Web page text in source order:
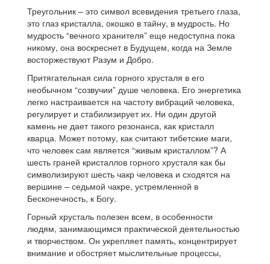
Треугольник – это символ всевидения третьего глаза,
это глаз кристалла, окошко в тайну, в мудрость. Но
мудрость “вечного хранителя” еще недоступна пока
никому, она воскреснет в Будущем, когда на Земле
восторжествуют Разум и Добро.
Притягательная сила горного хрусталя в его
необычном “созвучии” душе человека. Его энергетика
легко настраивается на частоту вибраций человека,
регулирует и стабилизирует их. Ни один другой
камень не дает такого резонанса, как кристалл
кварца. Может потому, как считают тибетские маги,
что человек сам является “живым кристаллом”? А
шесть граней кристаллов горного хрусталя как бы
символизируют шесть чакр человека и сходятся на
вершине – седьмой чакре, устремленной в
Бесконечность, к Богу.
Горный хрусталь полезен всем, в особенности
людям, занимающимся практической деятельностью
и творчеством. Он укрепляет память, концентрирует
внимание и обостряет мыслительные процессы,